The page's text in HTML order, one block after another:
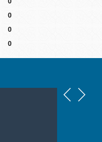
0
0
0